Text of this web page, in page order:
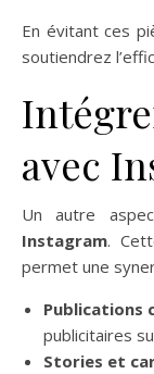
En évitant ces
soutiendrez
avec
Un autre
Instagram.
permet une
Publications
publicitaires
Stories et